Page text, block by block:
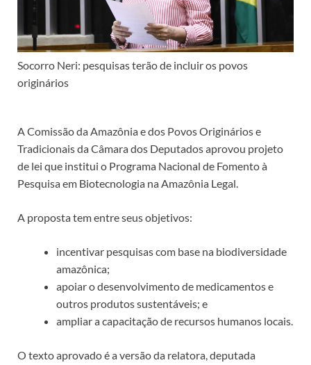
Socorro Neri: pesquisas terão de incluir os povos
originários
A Comissão da Amazônia e dos Povos Originários e
Tradicionais da Câmara dos Deputados aprovou projeto
de lei que institui o Programa Nacional de Fomento à
Pesquisa em Biotecnologia naAmazônia Legal.
A proposta tem entre seus objetivos:
incentivar pesquisas com base na biodiversidade
amazônica;
apoiar o desenvolvimento de medicamentos e
outros produtos sustentáveis; e
ampliar a capacitação de recursos humanos locais.
O texto aprovado é a versão da relatora, deputada